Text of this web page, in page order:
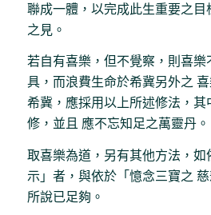
聯成一體，以完成此生重要之目
之見。
若自有喜樂，但不覺察，則喜樂
具，而浪費生命於希冀另外之
希冀，應採用以上所述修法，其
修，並且 應不忘知足之萬靈丹。
取喜樂為道，另有其他方法，如
示」者，與依於「憶念三寶之
所說已足夠。